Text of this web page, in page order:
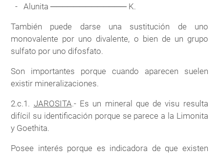
Alunita ───────────── K.
También puede darse una sustitución de uno
monovalente por uno divalente, o bien de un grupo
sulfato por uno difosfato.
Son importantes porque cuando aparecen suelen
existir mineralizaciones.
2.c.1. JAROSITA.- Es un mineral que de visu resulta
difícil su identificación porque se parece a la Limonita
y Goethita.
Posee interés porque es indicadora de que existen